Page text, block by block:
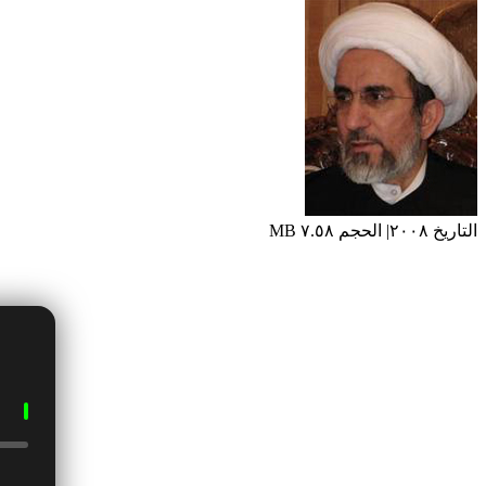
التاريخ ٢٠٠٨| الحجم ٧.٥٨ MB